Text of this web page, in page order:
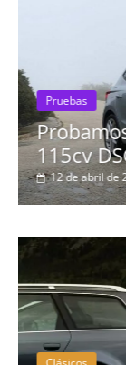
Pruebas
115cv
12 de abril de